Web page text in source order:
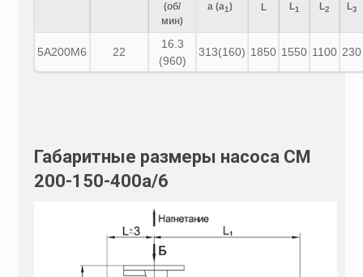
(об/
мин)
a (a1) L L1 L2 L3
5А200М6 22
16.3
(960)
313(160) 1850 1550 1100 230
Габаритные размеры насоса СМ
200-150-400а/6